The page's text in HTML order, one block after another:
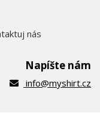
nás
Napíšte nám
info@myshirt.cz